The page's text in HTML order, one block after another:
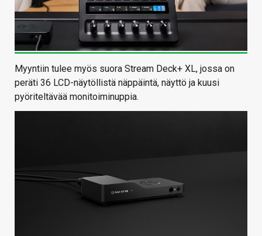
Myyntiin tulee myös suora Stream Deck+ XL, jossa on
peräti 36 LCD-näytöllistä näppäintä, näyttö ja kuusi
pyöriteltävää monitoiminuppia.